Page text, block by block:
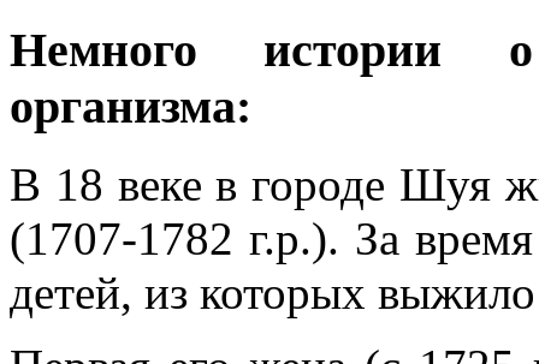
Немного истории о
организма:
В 18 веке в городе Шуя
(1707-1782 г.р.). За
детей, из которых